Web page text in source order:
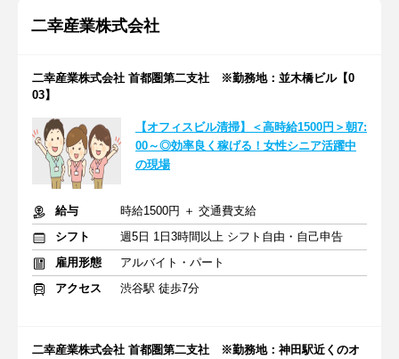
二幸産業株式会社
二幸産業株式会社 首都圏第二支社 ※勤務地：並木橋ビル【0
03】
【オフィスビル清掃】＜高時給1500円＞朝7:
00～◎効率良く稼げる！女性シニア活躍中
の現場
給与
時給1500円 ＋ 交通費支給
シフト
週5日 1日3時間以上 シフト自由・自己申告
雇用形態
アルバイト・パート
アクセス
渋谷駅 徒歩7分
二幸産業株式会社 首都圏第二支社 ※勤務地：神田駅近くのオ